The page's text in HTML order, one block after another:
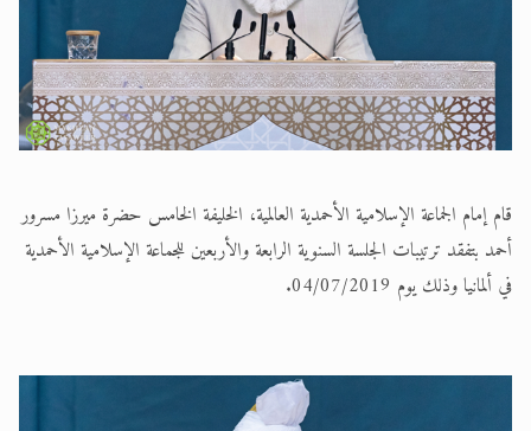
قام إمام الجماعة الإسلامية الأحمدية العالمية، الخليفة الخامس حضرة ميرزا مسرور
أحمد بتفقد ترتيبات الجلسة السنوية الرابعة والأربعين للجماعة الإسلامية الأحمدية
في ألمانيا وذلك يوم 04/07/2019.